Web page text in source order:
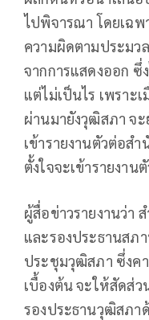
ไปพิจารณา โดยเฉพ
ความผิดตามประมว
จากการแสดงออก ซึ่
แต่ไม่เป็นไร เพราะ
ผ่านมายังวุฒิสภา จ
เข้ารายงานตัวต่อส
ตั้งใจจะเข้ารายงา
ผู้สื่อข่าวรายงานว่า
และรองประธานสภ
ประชุมวุฒิสภา ซึ่งค
เบื้องต้น จะให้สัดส่ว
รองประธานวุฒิสภา